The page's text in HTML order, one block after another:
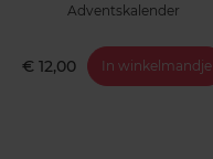
Adventskalender
€ 12,00 In winkelmandje